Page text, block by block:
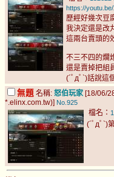
https://
歷經好幾次豆
我決定還是改
這兩台賣頭的
不三不四的爛
還是賣掉把組
(´ﾟдﾟ`)話說這
無題 名稱: 怒伯玩家 [18/06/
*.elinx.com.tw)] No.925
檔名：
(´ﾟдﾟ`)